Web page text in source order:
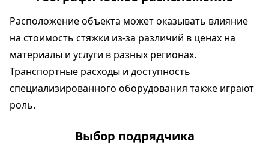
Расположение объекта может оказывать влияние
на стоимость стяжки из-за различий в ценах на
материалы и услуги в разных регионах.
Транспортные расходы и доступность
специализированного оборудования также играют
роль.
Выбор подрядчика